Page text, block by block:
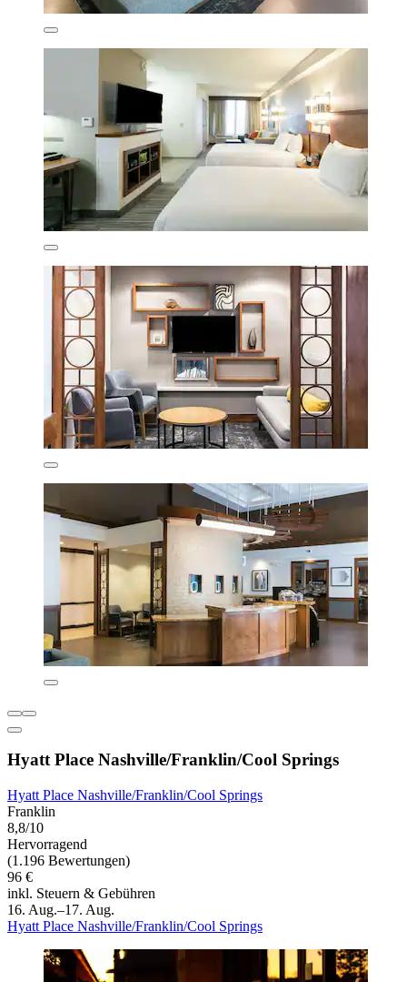
Hyatt Place Nashville/Franklin/Cool Springs
Hyatt Place Nashville/Franklin/Cool Springs
Franklin
8,8/10
Hervorragend
(1.196 Bewertungen)
96 €
inkl. Steuern & Gebühren
16. Aug.–17. Aug.
Hyatt Place Nashville/Franklin/Cool Springs